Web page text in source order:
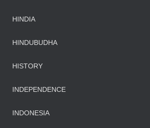
HINDIA
HINDUBUDHA
HISTORY
INDEPENDENCE
INDONESIA